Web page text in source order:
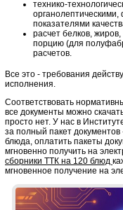
технико-
показателями
расчет белков,
порцию (для
расчетов.
Все это - требования
исполнения.
Соответствовать
все документы можно
просто нет. У нас в
за полный пакет документов
блюда, оплатить пакеты
мгновенно получить на
сборники ТТК на 120 блюд
мгновенное получение на